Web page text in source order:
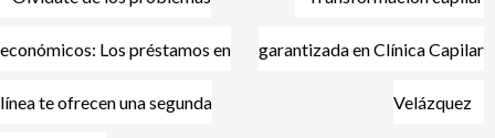
Navegación
de
económicos: Los préstamos en
línea te ofrecen una segunda
garantizada en Clínica Capilar
Velázquez